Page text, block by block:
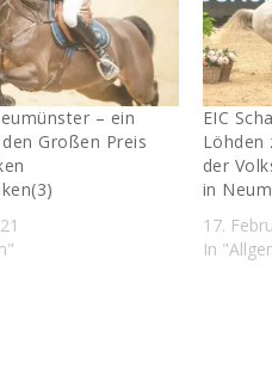
– ein
Großen Preis
EIC
Löhden
der
in
17.
In